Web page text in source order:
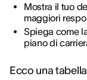
Mostra il tuo
maggiori
Spiega come
piano di
Ecco una